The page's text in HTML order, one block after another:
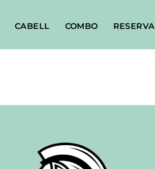
CABELL COMBO RESERVA